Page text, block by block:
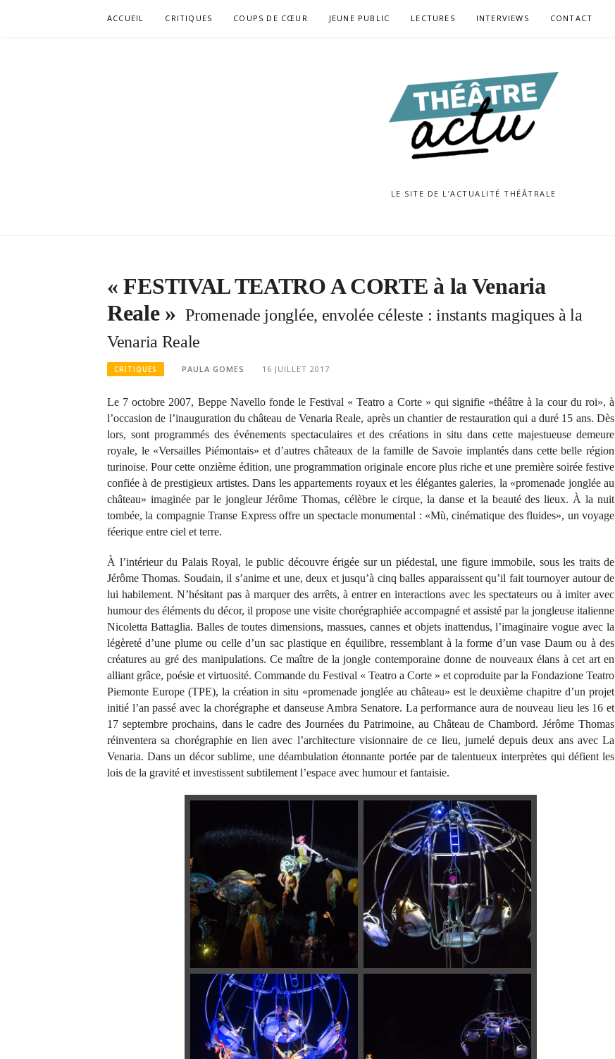
ACCUEIL CRITIQUES COUPS DE CŒUR JEUNE PUBLIC LECTURES INTERVIEWS CONTACT
LE SITE DE L’ACTUALITÉ THÉÂTRALE
« FESTIVAL TEATRO A CORTE à la Venaria
Reale » Promenade jonglée, envolée céleste : instants magiques à la
Venaria Reale
CRITIQUES PAULA GOMES 16 JUILLET 2017
Le 7 octobre 2007, Beppe Navello fonde le Festival « Teatro a Corte » qui signifie «théâtre à la cour du roi», à
l’occasion de l’inauguration du château de Venaria Reale, après un chantier de restauration qui a duré 15 ans. Dès
lors, sont programmés des événements spectaculaires et des créations in situ dans cette majestueuse demeure
royale, le «Versailles Piémontais» et d’autres châteaux de la famille de Savoie implantés dans cette belle région
turinoise. Pour cette onzième édition, une programmation originale encore plus riche et une première soirée festive
confiée à de prestigieux artistes. Dans les appartements royaux et les élégantes galeries, la «promenade jonglée au
château» imaginée par le jongleur Jérôme Thomas, célèbre le cirque, la danse et la beauté des lieux. À la nuit
tombée, la compagnie Transe Express offre un spectacle monumental : «Mù, cinématique des fluides», un voyage
féerique entre ciel et terre.
À l’intérieur du Palais Royal, le public découvre érigée sur un piédestal, une figure immobile, sous les traits de
Jérôme Thomas. Soudain, il s’anime et une, deux et jusqu’à cinq balles apparaissent qu’il fait tournoyer autour de
lui habilement. N’hésitant pas à marquer des arrêts, à entrer en interactions avec les spectateurs ou à imiter avec
humour des éléments du décor, il propose une visite chorégraphiée accompagné et assisté par la jongleuse italienne
Nicoletta Battaglia. Balles de toutes dimensions, massues, cannes et objets inattendus, l’imaginaire vogue avec la
légèreté d’une plume ou celle d’un sac plastique en équilibre, ressemblant à la forme d’un vase Daum ou à des
créatures au gré des manipulations. Ce maître de la jongle contemporaine donne de nouveaux élans à cet art en
alliant grâce, poésie et virtuosité. Commande du Festival « Teatro a Corte » et coproduite par la Fondazione Teatro
Piemonte Europe (TPE), la création in situ «promenade jonglée au château» est le deuxième chapitre d’un projet
initié l’an passé avec la chorégraphe et danseuse Ambra Senatore. La performance aura de nouveau lieu les 16 et
17 septembre prochains, dans le cadre des Journées du Patrimoine, au Château de Chambord. Jérôme Thomas
réinventera sa chorégraphie en lien avec l’architecture visionnaire de ce lieu, jumelé depuis deux ans avec La
Venaria. Dans un décor sublime, une déambulation étonnante portée par de talentueux interprètes qui défient les
lois de la gravité et investissent subtilement l’espace avec humour et fantaisie.